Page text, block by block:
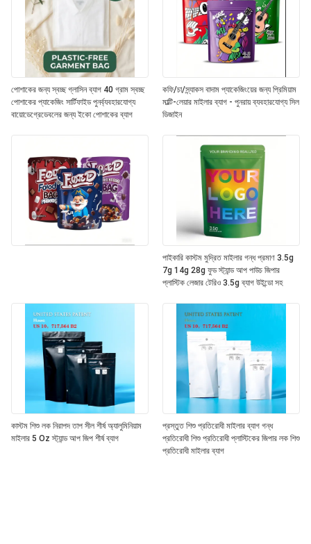
পোশাকের জন্য স্বচ্ছ গ্লাসিন ব্যাগ 40 গ্রাম স্বচ্ছ
পোশাকের প্যাকেজিং সার্টিফাইড পুনর্ব্যবহারযোগ্য
বায়োডেগ্রেডেবলের জন্য ইকো পোশাকের ব্যাগ
কফি/চা/স্ন্যাকস বাদাম প্যাকেজিংয়ের জন্য প্রিমিয়াম
মাল্টি-লেয়ার মাইলার ব্যাগ - পুনরায় ব্যবহারযোগ্য সিল
ডিজাইন
পাইকারি কাস্টম মুদ্রিত মাইলার গন্ধ প্রমাণ 3.5g
7g 14g 28g ফুড স্ট্যান্ড আপ পাউচ জিপার
প্লাস্টিক লেজার টেরিও 3.5g ব্যাগ উইন্ডো সহ
কাস্টম শিশু লক নিরাপদ তাপ সীল শীর্ষ অ্যালুমিনিয়াম
মাইলার 5 Oz স্ট্যান্ড আপ জিপ শীর্ষ ব্যাগ
প্রস্তুত শিশু প্রতিরোধী মাইলার ব্যাগ গন্ধ
প্রতিরোধী শিশু প্রতিরোধী প্লাস্টিকের জিপার লক শিশু
প্রতিরোধী মাইলার ব্যাগ